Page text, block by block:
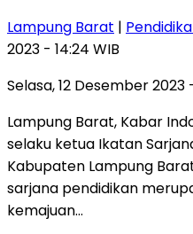
Lampung Barat |
2023 - 14:24 WIB
Selasa, 12 Desember 2023
Lampung Barat, Kabar
selaku ketua Ikatan
Kabupaten Lampung
sarjana pendidikan
kemajuan…